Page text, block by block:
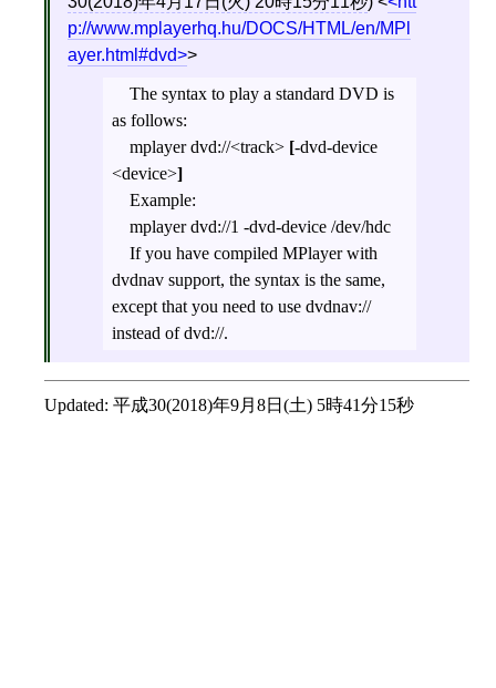
p://www.mplayerhq.hu/DOCS/HTML/en/MPl
ayer.html#dvd
>
The syntax to play a standard DVD is
as follows:
mplayer dvd://<track> [-dvd-device
<device>]
Example:
mplayer dvd://1 -dvd-device /dev/hdc
If you have compiled MPlayer with
dvdnav support, the syntax is the same,
except that you need to use dvdnav://
instead of dvd://.
Updated: 平成30(2018)年9月8日(土) 5時41分15秒